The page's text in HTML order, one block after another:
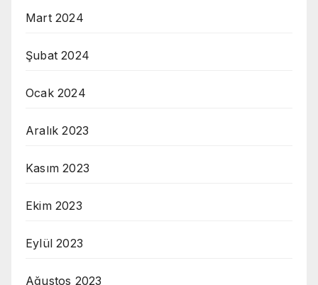
Mart 2024
Şubat 2024
Ocak 2024
Aralık 2023
Kasım 2023
Ekim 2023
Eylül 2023
Ağustos 2023